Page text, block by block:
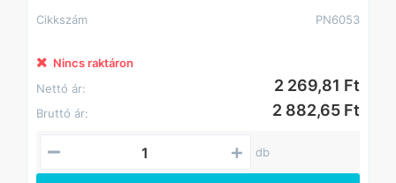
Cikkszám PN6053
Nincs raktáron
Nettó ár:
2 269,81 Ft
Bruttó ár: 2 882,65 Ft
db